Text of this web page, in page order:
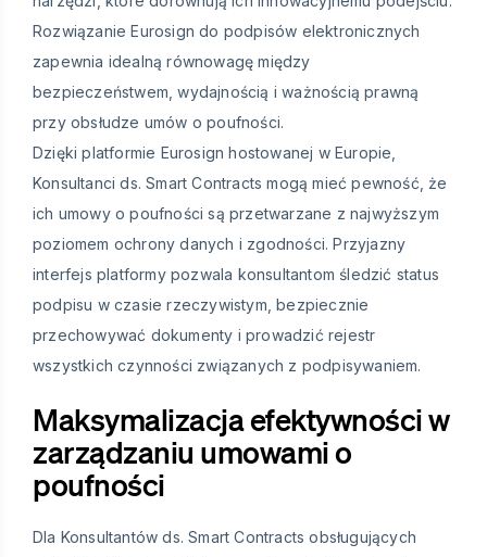
Rozwiązanie Eurosign do podpisów elektronicznych
zapewnia idealną równowagę między
bezpieczeństwem, wydajnością i ważnością prawną
przy obsłudze umów o poufności.
Dzięki platformie Eurosign hostowanej w Europie,
Konsultanci ds. Smart Contracts mogą mieć pewność, że
ich umowy o poufności są przetwarzane z najwyższym
poziomem ochrony danych i zgodności. Przyjazny
interfejs platformy pozwala konsultantom śledzić status
podpisu w czasie rzeczywistym, bezpiecznie
przechowywać dokumenty i prowadzić rejestr
wszystkich czynności związanych z podpisywaniem.
Maksymalizacja efektywności w
zarządzaniu umowami o
poufności
Dla Konsultantów ds. Smart Contracts obsługujących